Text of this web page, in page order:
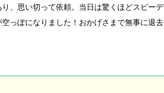
、思い切って依頼。当日は驚くほどスピーデ
っぽになりました！おかげさまで無事に退去